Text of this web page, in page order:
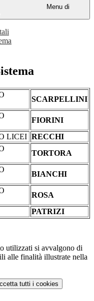
Menu di
SCARPELLINI
FIORINI
LICEI RECCHI
TORTORA
BIANCHI
ROSA
PATRIZI
utilizzati si avvalgono di
alle finalità illustrate nella
tutti i cookies